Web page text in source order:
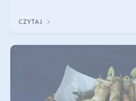
CZYTAJ